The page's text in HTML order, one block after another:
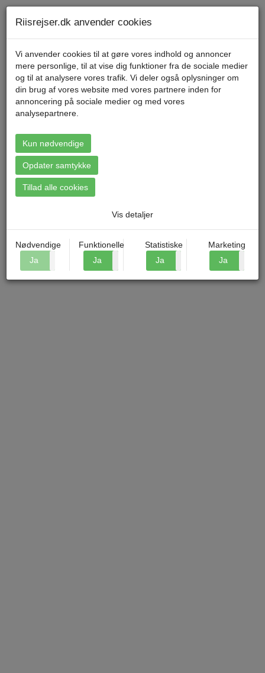
Menu
Booking: Bornholm - Østersøens
perle
Riisrejser.dk anvender cookies
Vi anvender cookies til at gøre vores indhold og annoncer
mere personlige, til at vise dig funktioner fra de sociale medier
og til at analysere vores trafik. Vi deler også oplysninger om
din brug af vores website med vores partnere inden for
annoncering på sociale medier og med vores
analysepartnere.
Kun nødvendige
Opdater samtykke
Tillad alle cookies
Vis detaljer
Nødvendige
Ja
Funktionelle
Ja
Statistiske
Ja
Marketing
Ja